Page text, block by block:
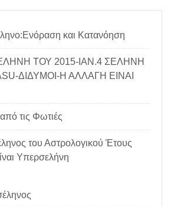
και Κατανόηση
ΤΟΥ 2015-ΙΑΝ.4 ΣΕΛΗΝΗ
ΔΙΔΥΜΟΙ-Η ΑΛΛΑΓΗ ΕΙΝΑΙ
τις Φωτιές
του Αστρολογικού Έτους
Υπερσελήνη